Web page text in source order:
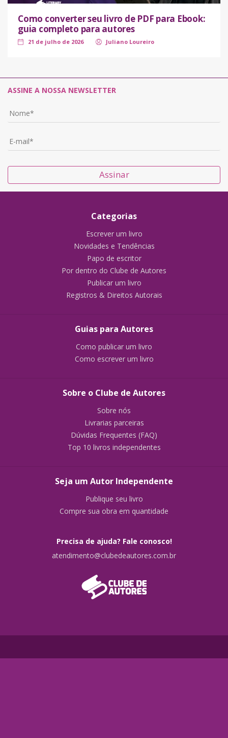
Como converter seu livro de PDF para Ebook:
guia completo para autores
21 de julho de 2026 Juliano Loureiro
ASSINE A NOSSA NEWSLETTER
Assinar
Categorias
Escrever um livro
Novidades e Tendências
Papo de escritor
Por dentro do Clube de Autores
Publicar um livro
Registros & Direitos Autorais
Guias para Autores
Como publicar um livro
Como escrever um livro
Sobre o Clube de Autores
Sobre nós
Livrarias parceiras
Dúvidas Frequentes (FAQ)
Top 10 livros independentes
Seja um Autor Independente
Publique seu livro
Compre sua obra em quantidade
Precisa de ajuda? Fale conosco!
atendimento@clubedeautores.com.br